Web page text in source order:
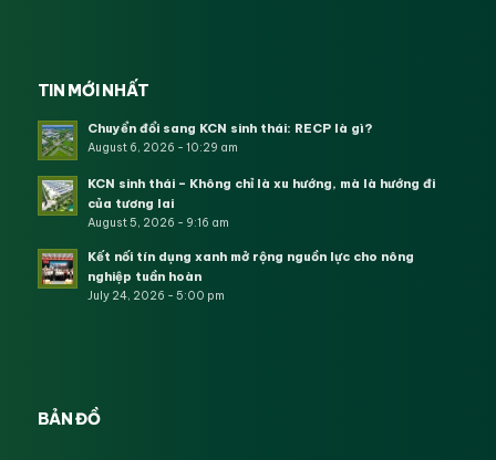
TIN MỚI NHẤT
Chuyển đổi sang KCN sinh thái: RECP là gì?
August 6, 2026 - 10:29 am
KCN sinh thái – Không chỉ là xu hướng, mà là hướng đi
của tương lai
August 5, 2026 - 9:16 am
Kết nối tín dụng xanh mở rộng nguồn lực cho nông
nghiệp tuần hoàn
July 24, 2026 - 5:00 pm
BẢN ĐỒ